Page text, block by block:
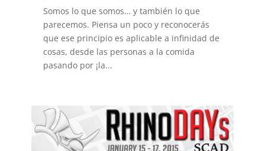
Somos lo que somos… y también lo que
parecemos. Piensa un poco y reconocerás
que ese principio es aplicable a infinidad de
cosas, desde las personas a la comida
pasando por ¡la...